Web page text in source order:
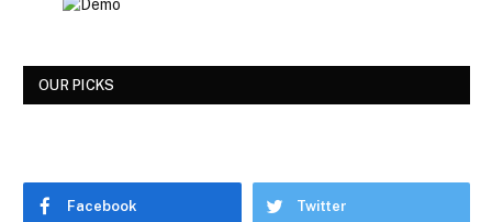
OUR PICKS
Facebook Twitter